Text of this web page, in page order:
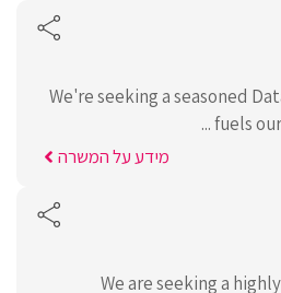
We're seeking a seasoned
fuels
מידע על המשרה
We are seeking a